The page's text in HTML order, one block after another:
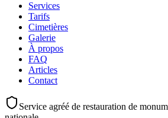
Services
Tarifs
Cimetières
Galerie
À propos
FAQ
Articles
Contact
Service agréé de restauration de